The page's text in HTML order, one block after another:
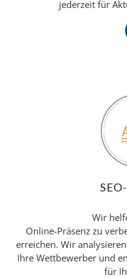
jederzeit für
Wir
Online-Präsenz zu
erreichen. Wir
Ihre Wettbewerber und
für